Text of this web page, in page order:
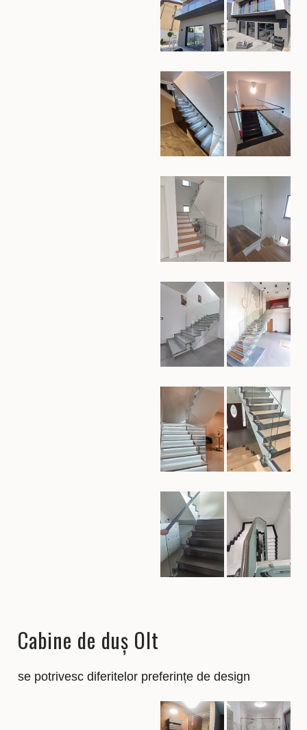
Cabine de duș Olt
se potrivesc diferitelor preferințe de design